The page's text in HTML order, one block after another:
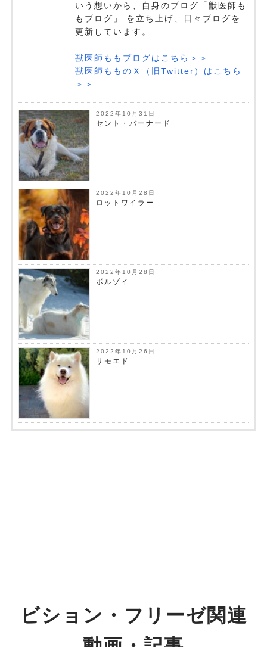
いう想いから、自身のブログ「獣医師も
もブログ」 を立ち上げ、日々ブログを
更新しています。
獣医師ももブログはこちら＞＞
獣医師もものＸ（旧Twitter）はこちら
＞＞
2022年10月31日
セント・バーナード
2022年10月28日
ロットワイラー
2022年10月28日
ボルゾイ
2022年10月26日
サモエド
ビション・フリーゼ関連